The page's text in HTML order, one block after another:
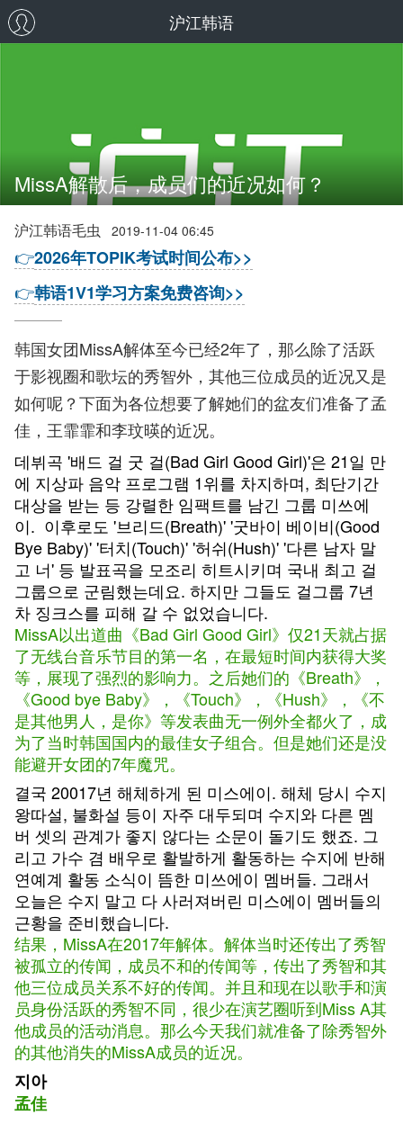
沪江韩语
MissA解散后，成员们的近况如何？
沪江韩语毛虫 2019-11-04 06:45
👉2026年TOPIK考试时间公布>>
👉韩语1V1学习方案免费咨询>>
韩国女团MissA解体至今已经2年了，那么除了活跃
于影视圈和歌坛的秀智外，其他三位成员的近况又是
如何呢？下面为各位想要了解她们的盆友们准备了孟
佳，王霏霏和李玟暎的近况。
데뷔곡 '배드 걸 굿 걸(Bad Girl Good Girl)'은 21일 만
에 지상파 음악 프로그램 1위를 차지하며, 최단기간
대상을 받는 등 강렬한 임팩트를 남긴 그룹 미쓰에
이. 이후로도 '브리드(Breath)' '굿바이 베이비(Good
Bye Baby)' '터치(Touch)' '허쉬(Hush)' '다른 남자 말
고 너' 등 발표곡을 모조리 히트시키며 국내 최고 걸
그룹으로 군림했는데요. 하지만 그들도 걸그룹 7년
차 징크스를 피해 갈 수 없었습니다.
MissA以出道曲《Bad Girl Good Girl》仅21天就占据
了无线台音乐节目的第一名，在最短时间内获得大奖
等，展现了强烈的影响力。之后她们的《Breath》，
《Good bye Baby》，《Touch》，《Hush》，《不
是其他男人，是你》等发表曲无一例外全都火了，成
为了当时韩国国内的最佳女子组合。但是她们还是没
能避开女团的7年魔咒。
결국 20017년 해체하게 된 미스에이. 해체 당시 수지
왕따설, 불화설 등이 자주 대두되며 수지와 다른 멤
버 셋의 관계가 좋지 않다는 소문이 돌기도 했죠. 그
리고 가수 겸 배우로 활발하게 활동하는 수지에 반해
연예계 활동 소식이 뜸한 미쓰에이 멤버들. 그래서
오늘은 수지 말고 다 사러져버린 미스에이 멤버들의
근황을 준비했습니다.
结果，MissA在2017年解体。解体当时还传出了秀智
被孤立的传闻，成员不和的传闻等，传出了秀智和其
他三位成员关系不好的传闻。并且和现在以歌手和演
员身份活跃的秀智不同，很少在演艺圈听到Miss A其
他成员的活动消息。那么今天我们就准备了除秀智外
的其他消失的MissA成员的近况。
지아
孟佳